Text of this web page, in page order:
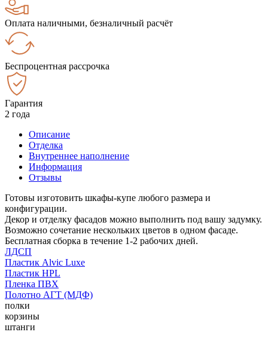
Оплата наличными, безналичный расчёт
Беспроцентная рассрочка
Гарантия
2 года
Описание
Отделка
Внутреннее наполнение
Информация
Отзывы
Готовы изготовить шкафы-купе любого размера и
конфигурации.
Декор и отделку фасадов можно выполнить под вашу задумку.
Возможно сочетание нескольких цветов в одном фасаде.
Бесплатная сборка в течение 1-2 рабочих дней.
ЛДСП
Пластик Alvic Luxe
Пластик HPL
Пленка ПВХ
Полотно АГТ (МДФ)
полки
корзины
штанги